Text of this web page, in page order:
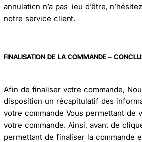
annulation n’a pas lieu d’être,
notre service client.
FINALISATION DE LA COMMANDE –
Afin de finaliser votre commande,
disposition un récapitulatif des
votre commande Vous permettant de
votre commande. Ainsi, avant de
permettant de finaliser la commande